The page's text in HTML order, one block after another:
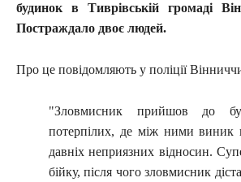
будинок в Тиврівській громаді
Постраждало двоє людей.
Про це повідомляють у поліції
"Зловмисник прийшов до
потерпілих, де між ними виник
давніх неприязних відносин.
бійку, після чого зловмисник